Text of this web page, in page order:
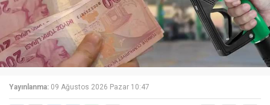
Yayınlanma: 09 Ağustos 2026 Pazar 10:47